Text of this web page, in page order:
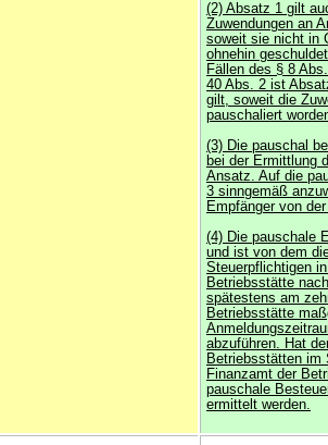
(2) Absatz 1 gilt
Zuwendungen an
soweit sie nicht in
ohnehin
Fällen des § 8
40 Abs. 2 ist
gilt, soweit die
pauschaliert
(3) Die pauschal
bei der Ermittlung
Ansatz. Auf die
3 sinngemäß
Empfänger von
(4) Die pauschale
und ist von dem
Steuerpflichtigen
Betriebsstätte
spätestens am
Betriebsstätte
abzuführen. Hat
Betriebsstätten
Finanzamt der
pauschale
ermittelt werden.